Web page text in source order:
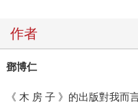
作者
鄧博仁
《 木 房 子 》的出版對我而